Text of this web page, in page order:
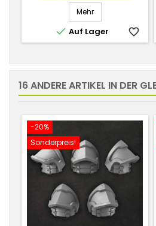
Mehr
 Auf Lager favorite_border
16 ANDERE ARTIKEL IN DER
-20%
Sonderpreis!